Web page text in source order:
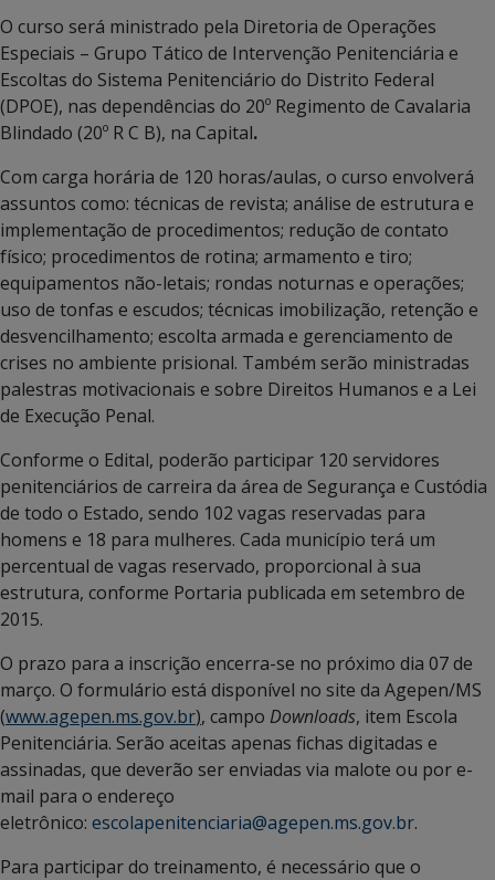
O curso será ministrado pela Diretoria de Operações
Especiais – Grupo Tático de Intervenção Penitenciária e
Escoltas do Sistema Penitenciário do Distrito Federal
(DPOE), nas dependências do 20º Regimento de Cavalaria
Blindado (20º R C B), na Capital.
Com carga horária de 120 horas/aulas, o curso envolverá
assuntos como: técnicas de revista; análise de estrutura e
implementação de procedimentos; redução de contato
físico; procedimentos de rotina; armamento e tiro;
equipamentos não-letais; rondas noturnas e operações;
uso de tonfas e escudos; técnicas imobilização, retenção e
desvencilhamento; escolta armada e gerenciamento de
crises no ambiente prisional. Também serão ministradas
palestras motivacionais e sobre Direitos Humanos e a Lei
de Execução Penal.
Conforme o Edital, poderão participar 120 servidores
penitenciários de carreira da área de Segurança e Custódia
de todo o Estado, sendo 102 vagas reservadas para
homens e 18 para mulheres. Cada município terá um
percentual de vagas reservado, proporcional à sua
estrutura, conforme Portaria publicada em setembro de
2015.
O prazo para a inscrição encerra-se no próximo dia 07 de
março. O formulário está disponível no site da Agepen/MS
(www.agepen.ms.gov.br), campo Downloads, item Escola
Penitenciária. Serão aceitas apenas fichas digitadas e
assinadas, que deverão ser enviadas via malote ou por e-
mail para o endereço
eletrônico: escolapenitenciaria@agepen.ms.gov.br.
Para participar do treinamento, é necessário que o